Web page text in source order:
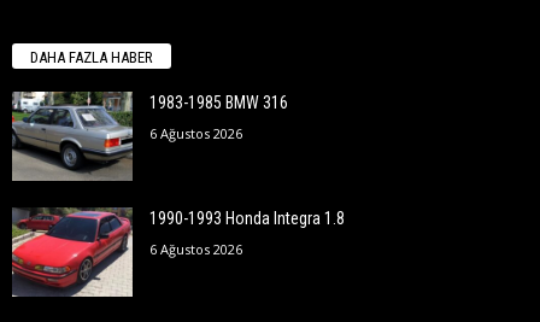
DAHA FAZLA HABER
1983-1985 BMW 316
6 Ağustos 2026
1990-1993 Honda Integra 1.8
6 Ağustos 2026